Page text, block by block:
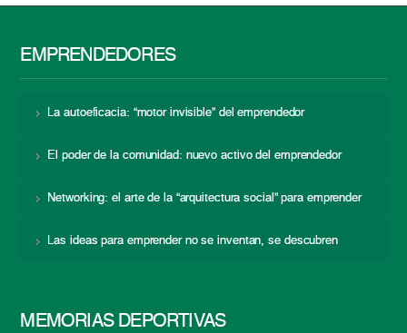
EMPRENDEDORES
La autoeficacia: “motor invisible” del emprendedor
El poder de la comunidad: nuevo activo del emprendedor
Networking: el arte de la “arquitectura social” para emprender
Las ideas para emprender no se inventan, se descubren
MEMORIAS DEPORTIVAS